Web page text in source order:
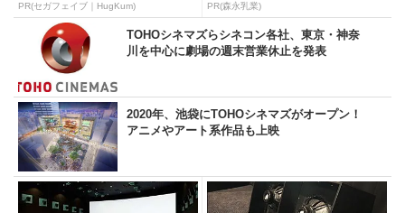
PR(セガフェイブ｜HugKum) PR(森永乳業)
TOHOシネマズらシネコン各社、東京・神奈
川を中心に劇場の週末営業休止を発表
2020年、池袋にTOHOシネマズがオープン！
アニメやアート系作品も上映